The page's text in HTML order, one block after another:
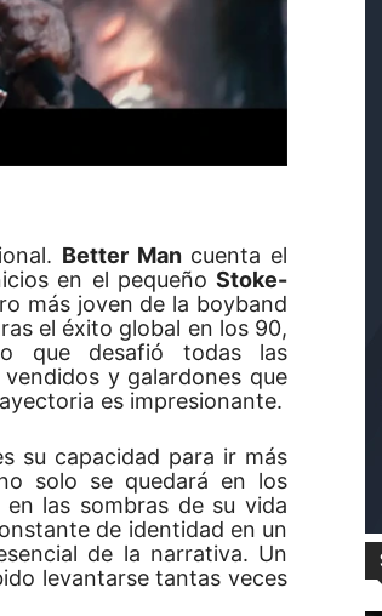
Better Mancuenta el
en el pequeñoStoke-
más joven de la boyband
el éxito global en los 90,
que desafió todas las
vendidos y galardones que
es impresionante.
su capacidad para ir más
solo se quedará en los
las sombras de su vida
de identidad en un
de la narrativa. Un
levantarse tantas veces